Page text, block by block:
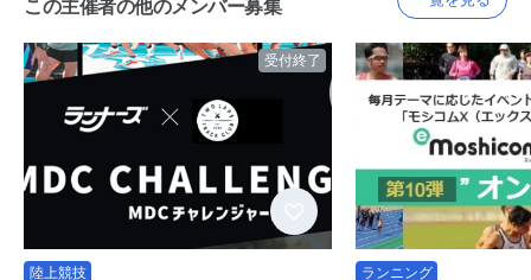
この主催者の他のメンバー募集
受付終了
陸上競技 ランニング